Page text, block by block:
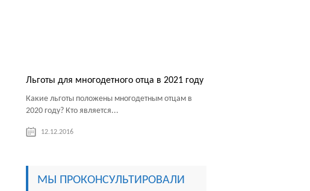
Льготы для многодетного отца в 2021 году
Какие льготы положены многодетным отцам в
2020 году? Кто является...
12.12.2016
МЫ ПРОКОНСУЛЬТИРОВАЛИ